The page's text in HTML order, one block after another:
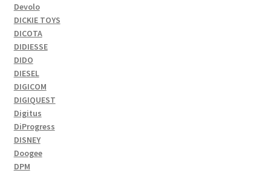
Devolo
DICKIE TOYS
DICOTA
DIDIESSE
DIDO
DIESEL
DIGICOM
DIGIQUEST
Digitus
DiProgress
DISNEY
Doogee
DPM